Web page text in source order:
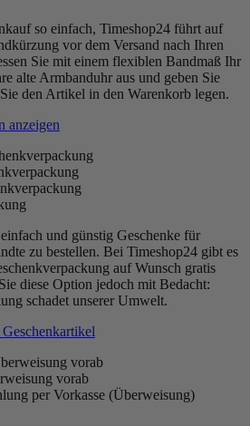
so einfach, Timeshop24 führt auf
vor dem Versand nach Ihren
Sie mit einem flexiblen Bandmaß Ihr
alte Armbanduhr aus und geben Sie
den Artikel in den Warenkorb legen.
anzeigen
und günstig Geschenke für
zu bestellen. Bei Timeshop24 gibt es
auf Wunsch gratis
diese Option jedoch mit Bedacht:
schadet unserer Umwelt.
vorab
per Vorkasse (Überweisung)